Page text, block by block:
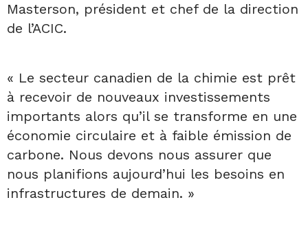
Masterson, président et chef de la direction
de l’ACIC.
« Le secteur canadien de la chimie est prêt
à recevoir de nouveaux investissements
importants alors qu’il se transforme en une
économie circulaire et à faible émission de
carbone. Nous devons nous assurer que
nous planifions aujourd’hui les besoins en
infrastructures de demain. »